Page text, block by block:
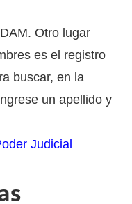
Otro lugar
es el registro
buscar, en la
un apellido y
Judicial